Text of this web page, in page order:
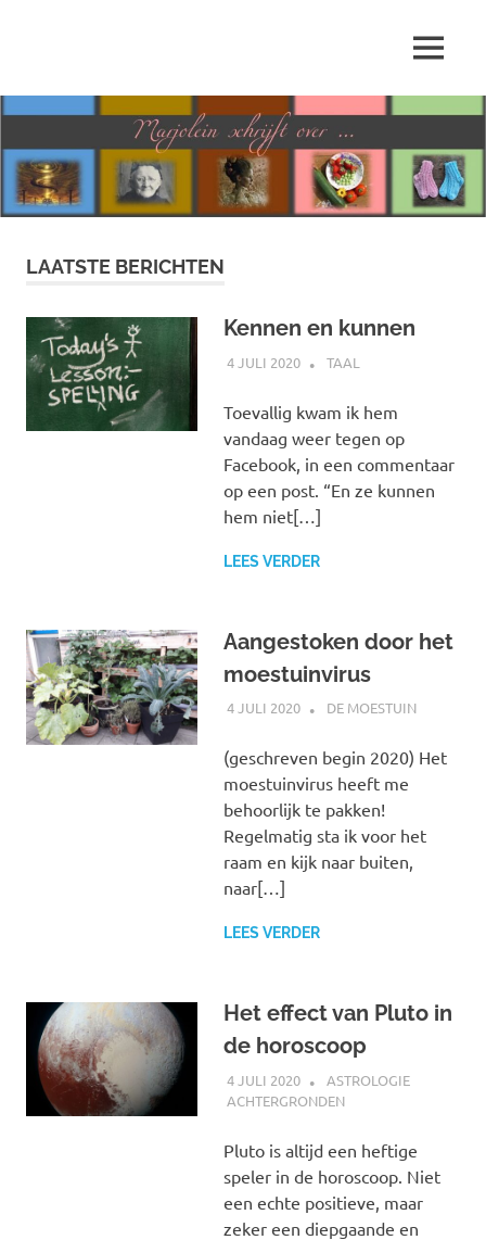
inhoud
schrijft
over
…
MENU
LAATSTE BERICHTEN
Kennen en kunnen
4 JULI 2020 MARJOLEIN
TAAL
Toevallig kwam ik hem
vandaag weer tegen op
Facebook, in een commentaar
op een post. “En ze kunnen
hem niet[…]
LEES VERDER
Aangestoken door het
moestuinvirus
4 JULI 2020 MARJOLEIN
DE MOESTUIN
(geschreven begin 2020) Het
moestuinvirus heeft me
behoorlijk te pakken!
Regelmatig sta ik voor het
raam en kijk naar buiten,
naar[…]
LEES VERDER
Het effect van Pluto in
de horoscoop
4 JULI 2020 MARJOLEIN
ASTROLOGIE
ACHTERGRONDEN
Pluto is altijd een heftige
speler in de horoscoop. Niet
een echte positieve, maar
zeker een diepgaande en